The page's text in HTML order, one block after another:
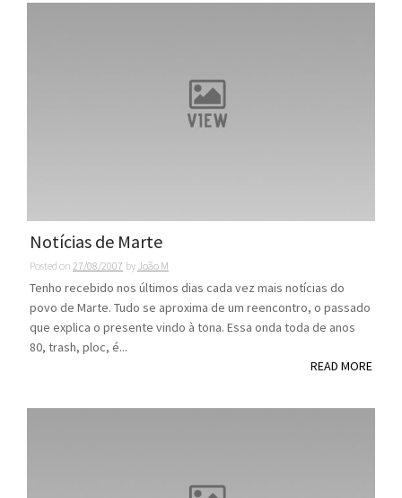
Notícias de Marte
Posted on 27/08/2007 by João M
Tenho recebido nos últimos dias cada vez mais notícias do
povo de Marte. Tudo se aproxima de um reencontro, o passado
que explica o presente vindo à tona. Essa onda toda de anos
80, trash, ploc, é...
READ MORE